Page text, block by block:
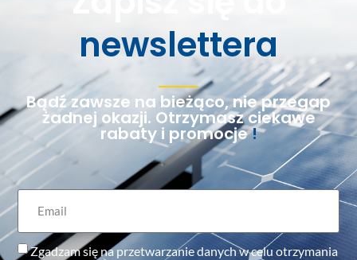
newslettera
Bądź zawsze na bieżąco, nie przegap
żadnej okazji. Otrzymasz ciekawe
rabaty i promocje!
Zgadzam się na przetwarzanie danych w celu otrzymania